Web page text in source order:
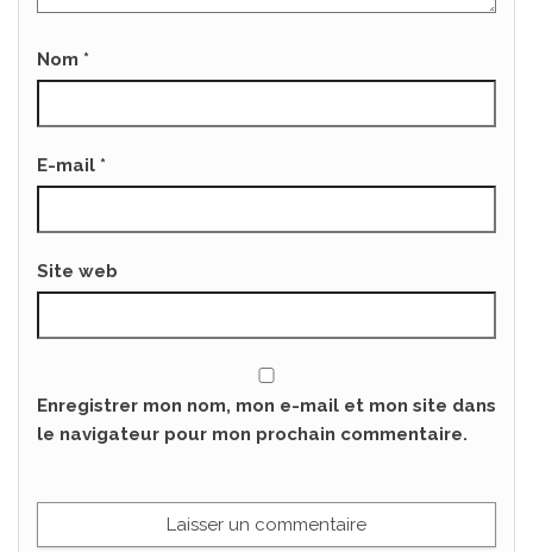
Nom *
E-mail *
Site web
Enregistrer mon nom, mon e-mail et mon site dans
le navigateur pour mon prochain commentaire.